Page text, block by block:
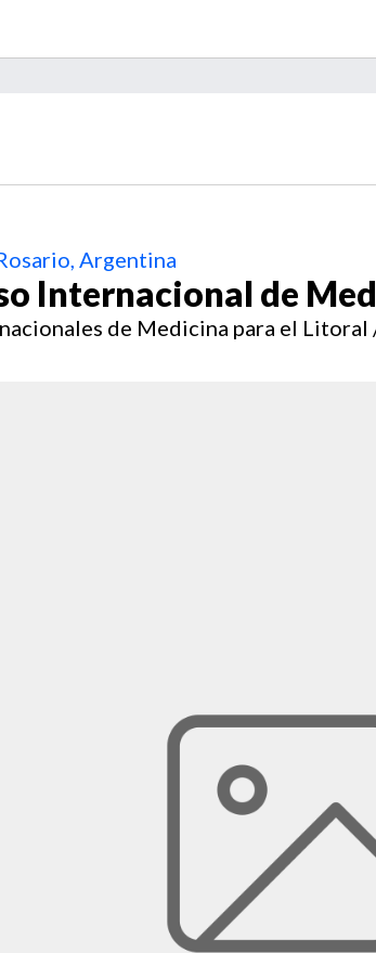
Argentina
Internacional de
de Medicina para el